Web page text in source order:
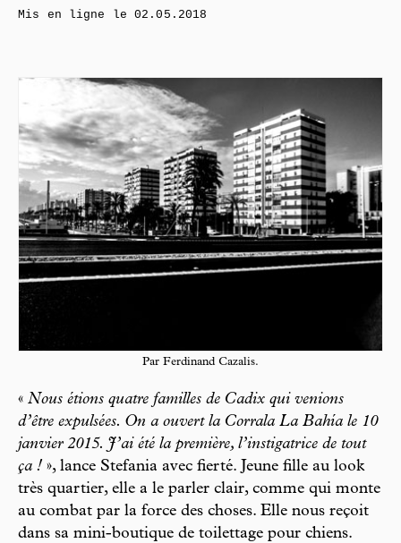
Par Ferdinand Cazalis.
« Nous étions quatre familles de Cadix qui venions
d’être expulsées. On a ouvert la Corrala La Bahía le 10
janvier 2015. J’ai été la première, l’instigatrice de tout
ça ! », lance Stefania avec fierté. Jeune fille au look
très quartier, elle a le parler clair, comme qui monte
au combat par la force des choses. Elle nous reçoit
dans sa mini-boutique de toilettage pour chiens.
Mis en ligne le02.05.2018